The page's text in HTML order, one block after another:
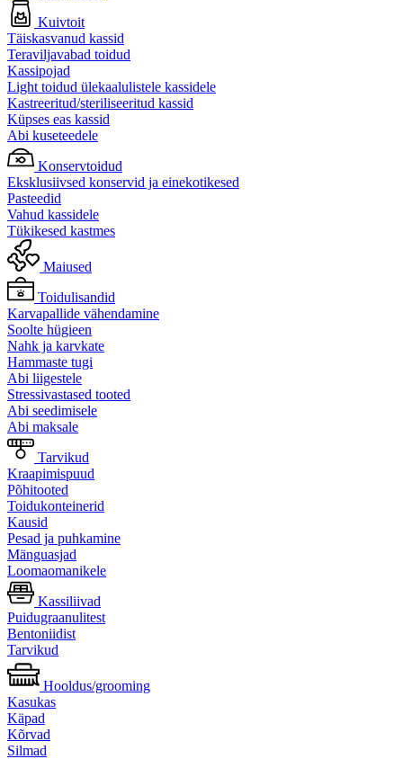
Kuivtoit
Täiskasvanud kassid
Teraviljavabad toidud
Kassipojad
Light toidud ülekaalulistele kassidele
Kastreeritud/steriliseeritud kassid
Küpses eas kassid
Abi kuseteedele
Konservtoidud
Eksklusiivsed konservid ja einekotikesed
Pasteedid
Vahud kassidele
Tükikesed kastmes
Maiused
Toidulisandid
Karvapallide vähendamine
Soolte hügieen
Nahk ja karvkate
Hammaste tugi
Abi liigestele
Stressivastased tooted
Abi seedimisele
Abi maksale
Tarvikud
Kraapimispuud
Põhitooted
Toidukonteinerid
Kausid
Pesad ja puhkamine
Mänguasjad
Loomaomanikele
Kassiliivad
Puidugraanulitest
Bentoniidist
Tarvikud
Hooldus/grooming
Kasukas
Käpad
Kõrvad
Silmad